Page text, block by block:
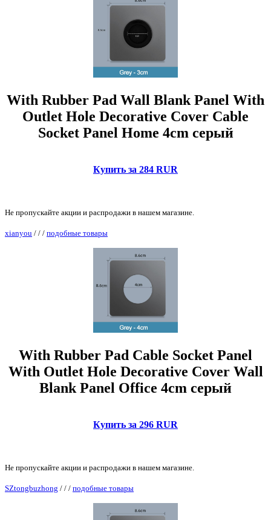
With Rubber Pad Wall Blank Panel With
Outlet Hole Decorative Cover Cable
Socket Panel Home 4cm серый
Купить за 284 RUR
Не пропускайте акции и распродажи в нашем магазине.
xianyou / / / подобные товары
With Rubber Pad Cable Socket Panel
With Outlet Hole Decorative Cover Wall
Blank Panel Office 4cm серый
Купить за 296 RUR
Не пропускайте акции и распродажи в нашем магазине.
SZtongbuzhong / / / подобные товары